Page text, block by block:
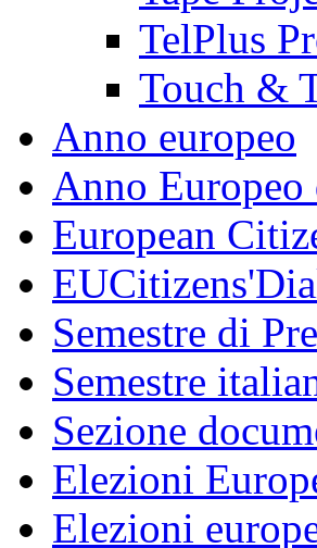
TelPlus
Touch &
Anno europeo
Anno
European
Semestre di
Semestre
Sezione
Elezioni
Elezioni